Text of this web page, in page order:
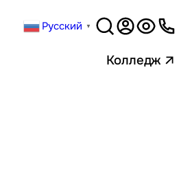
Русский ▼
Версия
для
Колледж